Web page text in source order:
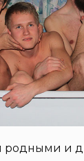
родными и